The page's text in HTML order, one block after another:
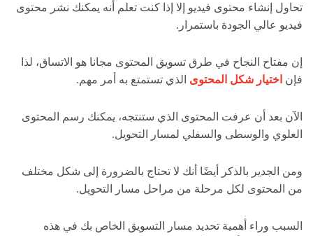
تحاول إنشاء محتوى فيديو إلا إذا كنت تعلم أنه يمكنك نشر محتوى
فيديو عالي الجودة باستمرار.
إن مفتاح النجاح في طرق تسويق المحتوى مجانا هو الاتساق، لذا
فإن اختيار شكل المحتوى الذي تستمتع به أمر مهم.
الآن بعد أن عرفت المحتوى الذي ستنتجه، يمكنك رسم المحتوى
العلوي والوسطى والسفلي لمسار التحويل.
ومن الجدير بالذكر أيضًا أنك لا تحتاج بالضرورة إلى شكل مختلف
من المحتوى لكل مرحلة من مراحل مسار التحويل.
السبب وراء أهمية تحديد مسار التسويق الخاص بك في هذه